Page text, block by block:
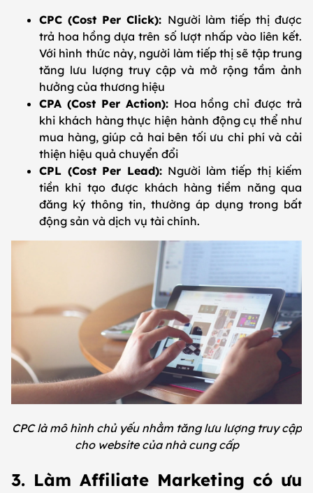
CPC (Cost Per Click): Người làm tiếp thị được
trả hoa hồng dựa trên số lượt nhấp vào liên kết.
Với hình thức này, người làm tiếp thị sẽ tập trung
tăng lưu lượng truy cập và mở rộng tầm ảnh
hưởng của thương hiệu
CPA (Cost Per Action): Hoa hồng chỉ được trả
khi khách hàng thực hiện hành động cụ thể như
mua hàng, giúp cả hai bên tối ưu chi phí và cải
thiện hiệu quả chuyển đổi
CPL (Cost Per Lead): Người làm tiếp thị kiếm
tiền khi tạo được khách hàng tiềm năng qua
đăng ký thông tin, thường áp dụng trong bất
động sản và dịch vụ tài chính.
CPC là mô hình chủ yếu nhằm tăng lưu lượng truy cập
cho website của nhà cung cấp
3. Làm Affiliate Marketing có ưu